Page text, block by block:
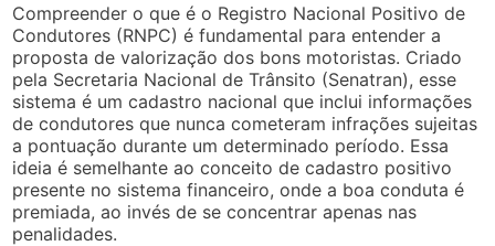
Compreender o que é o Registro Nacional Positivo de
Condutores (RNPC) é fundamental para entender a
proposta de valorização dos bons motoristas. Criado
pela Secretaria Nacional de Trânsito (Senatran), esse
sistema é um cadastro nacional que inclui informações
de condutores que nunca cometeram infrações sujeitas
a pontuação durante um determinado período. Essa
ideia é semelhante ao conceito de cadastro positivo
presente no sistema financeiro, onde a boa conduta é
premiada, ao invés de se concentrar apenas nas
penalidades.